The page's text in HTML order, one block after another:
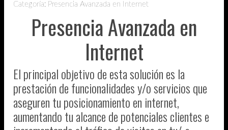
Categoría: Presencia Avanzada en Internet
Presencia Avanzada en
Internet
El principal objetivo de esta solución es la
prestación de funcionalidades y/o servicios que
aseguren tu posicionamiento en internet,
aumentando tu alcance de potenciales clientes e